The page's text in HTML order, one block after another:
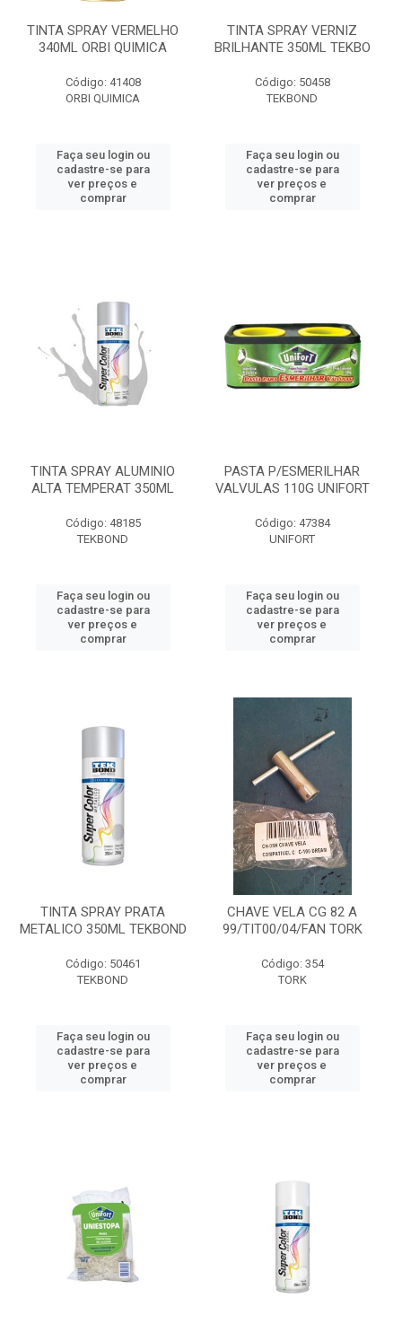
TINTA SPRAY VERMELHO
340ML ORBI QUIMICA
Código: 41408
ORBI QUIMICA
Faça seu login ou
cadastre-se para
ver preços e
comprar
TINTA SPRAY VERNIZ
BRILHANTE 350ML TEKBO
Código: 50458
TEKBOND
Faça seu login ou
cadastre-se para
ver preços e
comprar
TINTA SPRAY ALUMINIO
ALTA TEMPERAT 350ML
Código: 48185
TEKBOND
Faça seu login ou
cadastre-se para
ver preços e
comprar
PASTA P/ESMERILHAR
VALVULAS 110G UNIFORT
Código: 47384
UNIFORT
Faça seu login ou
cadastre-se para
ver preços e
comprar
TINTA SPRAY PRATA
METALICO 350ML TEKBOND
Código: 50461
TEKBOND
Faça seu login ou
cadastre-se para
ver preços e
comprar
CHAVE VELA CG 82 A
99/TIT00/04/FAN TORK
Código: 354
TORK
Faça seu login ou
cadastre-se para
ver preços e
comprar